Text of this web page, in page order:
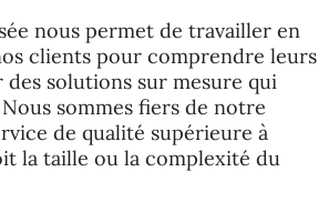
nous permet de travailler en
clients pour comprendre leurs
solutions sur mesure qui
sommes fiers de notre
de qualité supérieure à
la taille ou la complexité du